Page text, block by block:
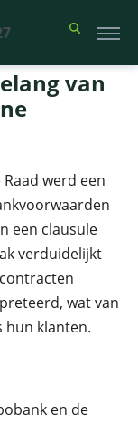
Hoge Raad:
van
werd een
een clausule
verduidelijkt
wat van
hun klanten.
en de